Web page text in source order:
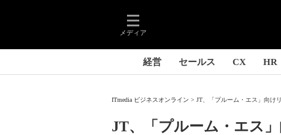
メディア
経営 セールス CX HR
ITmedia ビジネスオンライン JT、「プルーム・エス」向け
JT、「プルーム・エス